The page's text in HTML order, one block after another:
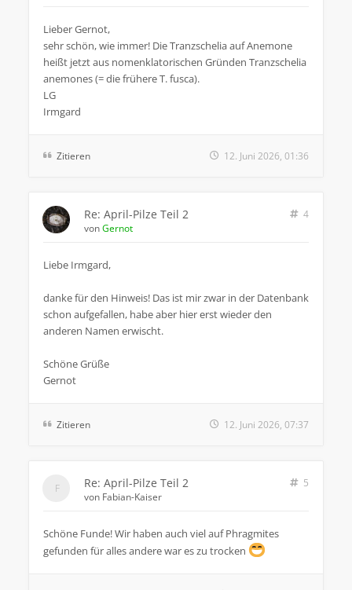
Lieber Gernot,
sehr schön, wie immer! Die Tranzschelia auf Anemone
heißt jetzt aus nomenklatorischen Gründen Tranzschelia
anemones (= die frühere T. fusca).
LG
Irmgard
Zitieren 12. Juni 2026, 01:36
Re: April-Pilze Teil 2
4
vonGernot
Liebe Irmgard,
danke für den Hinweis! Das ist mir zwar in der Datenbank
schon aufgefallen, habe aber hier erst wieder den
anderen Namen erwischt.
Schöne Grüße
Gernot
Zitieren 12. Juni 2026, 07:37
Re: April-Pilze Teil 2
5
von Fabian-Kaiser
Schöne Funde! Wir haben auch viel auf Phragmites
gefunden für alles andere war es zu trocken